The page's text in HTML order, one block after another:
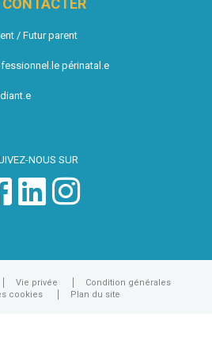
CONTACTER
/ Futur parent
périnatal.e
NOUS SUR
Vie privée
Condition générales
cookies
Plan du site